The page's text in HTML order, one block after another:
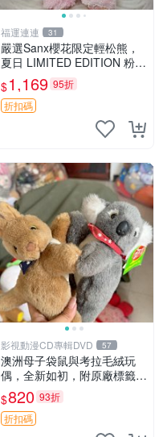
福運連連 31
嚴選Sanx櫻花限定輕松熊，
夏日 LIMITED EDITION 粉色
毛絨熊，背有拉鏈設計，肚內
填充豆袋，精致工藝呈現，狀
態如新，適合收藏與送人 櫻
$1,169 95折
折扣碼
影視動漫CD專輯DVD 57
澳洲母子袋鼠與考拉毛絨玩
偶，全新如初，附原廠標籤，
手感極軟，適合贈送親朋好
友。袋鼠與考拉正版，精緻尺
寸，適合作為收藏或家飾擺
設，增添暖意。 母子、袋
$820 93折
折扣碼